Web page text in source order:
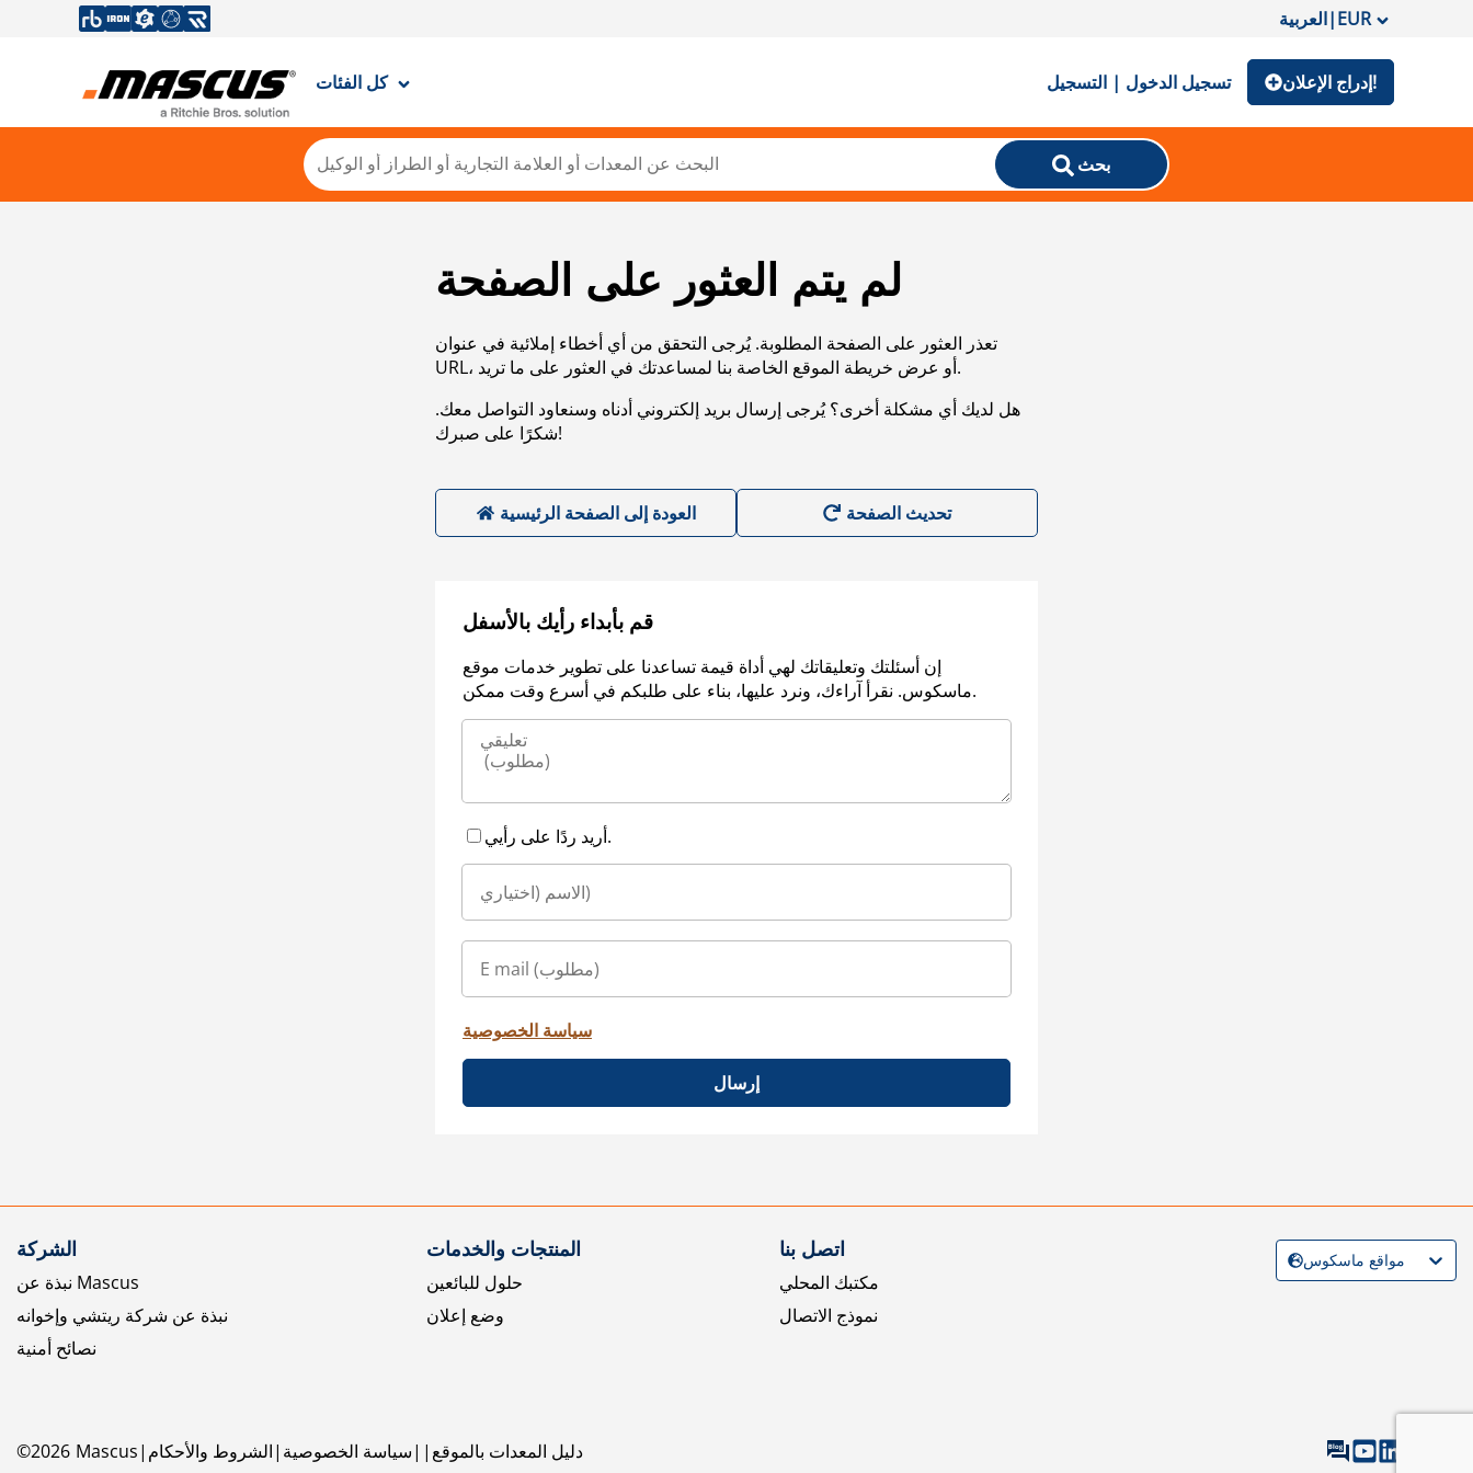
العربية|EUR
كل الفئات تسجيل الدخول | التسجيل إدراج الإعلان!
بحث
لم يتم العثور على الصفحة
تعذر العثور على الصفحة المطلوبة. يُرجى التحقق من أي أخطاء إملائية في عنوان
URL، أو عرض خريطة الموقع الخاصة بنا لمساعدتك في العثور على ما تريد.
هل لديك أي مشكلة أخرى؟ يُرجى إرسال بريد إلكتروني أدناه وسنعاود التواصل معك.
شكرًا على صبرك!
العودة إلى الصفحة الرئيسية
قم بأبداء رأيك بالأسفل
إن أسئلتك وتعليقاتك لهي أداة قيمة تساعدنا على تطوير خدمات موقع
ماسكوس. نقرأ آراءك، ونرد عليها، بناء على طلبكم في أسرع وقت ممكن.
أريد ردًا على رأيي.
سياسة الخصوصية
إرسال
الشركة
نبذة عن Mascus
نبذة عن شركة ريتشي وإخوانه
نصائح أمنية
المنتجات والخدمات
حلول للبائعين
وضع إعلان
اتصل بنا
مكتبك المحلي
نموذج الاتصال
©2026 Mascus الشروط والأحكام سياسة الخصوصية دليل المعدات بالموقع
مواقع ماسكوس